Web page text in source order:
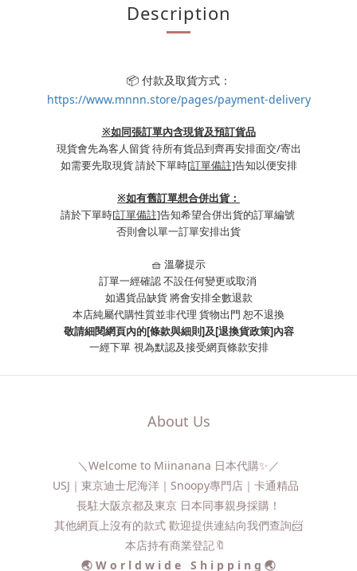
Description
📦 付款及取貨方式：
https://www.mnnn.store/pages/payment-delivery
※如同張訂單內含現貨及預訂貨品
現貨會先為客人留貨 待所有貨品到齊再安排面交/寄出
如需要先取現貨 請於下單時[訂單備註]告知以便安排
※如有舊訂單想合併出貨：
請於下單時[訂單備註]告知希望合併出貨的訂單編號
否則會以單一訂單安排出貨
🧺 溫馨提示
訂單一經確認 不設任何變更或取消
如遇貨品缺貨 將會安排全數退款
本店純屬代購性質並非代理 貨物出門 恕不退換
敬請細閱網頁內的[條款與細則]及[退換貨政策]內容
一經下單 視為默認及接受網頁條款安排
About Us
＼Welcome to Miinanana 日本代購✨／
USJ｜東京迪士尼海洋｜Snoopy專門店｜卡通精品
長駐大阪京都及東京 日本同事親身採購！
其他網頁上沒有的款式 歡迎提供連結向我們查詢📨​
本店持有商業登記🔖
🌏 W o r l d w i d e S h i p p i n g 🌏